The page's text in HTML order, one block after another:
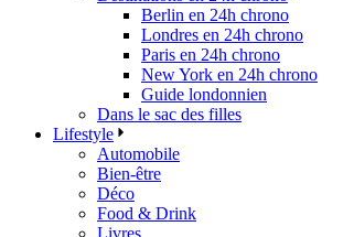
Berlin en 24h chrono
Londres en 24h chrono
Paris en 24h chrono
New York en 24h chrono
Guide londonnien
Dans le sac des filles
Lifestyle
Automobile
Bien-être
Déco
Food & Drink
Livres